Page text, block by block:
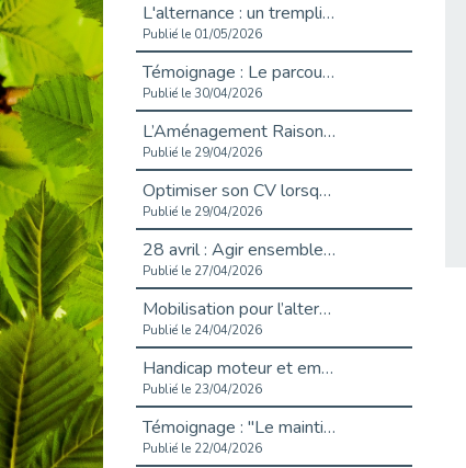
L'alternance : un tremplin vers l'emploi aussi pour les personnes en situation de handicap
Publié le 01/05/2026
Témoignage : Le parcours de Marc, 44 ans
Publié le 30/04/2026
L’Aménagement Raisonnable : Un Levier pour l’Équité
Publié le 29/04/2026
Optimiser son CV lorsqu’on est en situation de handicap
Publié le 29/04/2026
28 avril : Agir ensemble pour une culture de prévention au travail
Publié le 27/04/2026
Mobilisation pour l’alternance et le handicap
Publié le 24/04/2026
Handicap moteur et emploi : réussir ses recrutements vidéo
Publié le 23/04/2026
Témoignage : "Le maintien en emploi est un investissement, pas une contrainte."
Publié le 22/04/2026